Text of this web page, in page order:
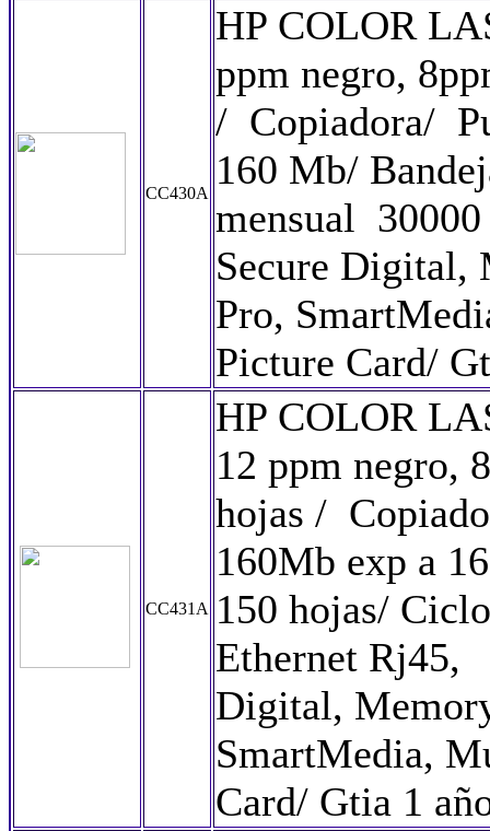
CC430A
HP COLOR
ppm negro,
/ Copiadora/
160 Mb/
mensual
Secure Digital,
Pro,
Picture Card/
CC431A
HP COLOR
12 ppm negro,
hojas /
160Mb exp a
150 hojas/
Ethernet Rj45,
Digital,
SmartMedia,
Card/ Gtia 1